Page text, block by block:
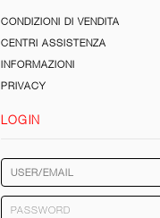
CONDIZIONI DI VENDITA
CENTRI ASSISTENZA
INFORMAZIONI
PRIVACY
LOGIN